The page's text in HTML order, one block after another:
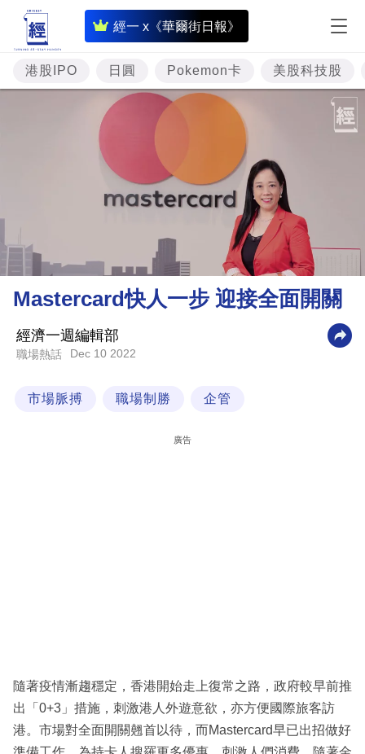
經一 x《華爾街日報》
即
時
財
經
專
投
資
理
財
商
業
閱
區
港股IPO 日圓 Pokemon卡 美股科技股
Mastercard快人一步 迎接全面開關
經濟一週編輯部
職場熱話 Dec 10 2022
市場脈搏 職場制勝 企管
廣告
隨著疫情漸趨穩定，香港開始走上復常之路，政府較早前推
出「0+3」措施，刺激港人外遊意欲，亦方便國際旅客訪
港。市場對全面開關翹首以待，而Mastercard早已出招做好